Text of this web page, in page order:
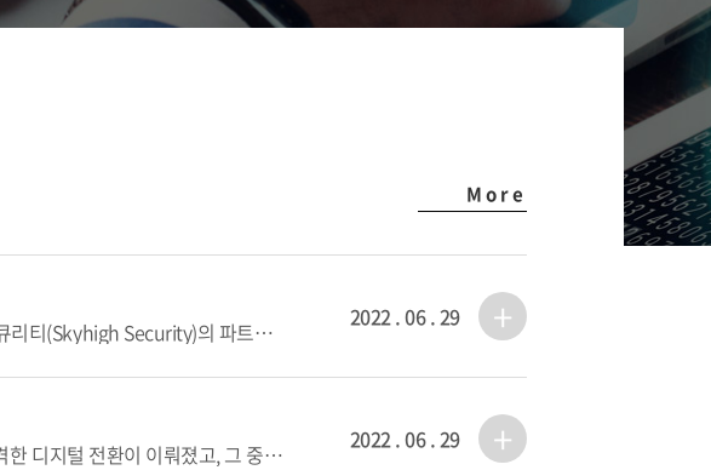
More
안녕하세요. 팀웨이브 입니다.팀웨이브는 클라우드 보안영역 전문기업 스카이하이 시큐리티(Skyhigh Security)의 파트너로, 엔드포인트 보안에서 클라우드 영역의 보안까지 IT 인프라 전반에 걸친 ‘Security Solution’ 및 ‘Managed Security Service’ 전문 기업 입니다.많은 관심 부탁 드립니다.[팀웨이브 유투브 채널]https://www.youtube.com/channel/UC0iw-u3yTtgnmuCEd6P146g[팀웨이브][스카이하이 시큐리티] ZTNA 개념 및 소개https://www.youtube.com/watch?v=xo9S9hXtxI4&t[팀웨이브][스카이하이 시큐리티] CASB 개념 및 소개 https://www.youtube.com/watch?v=Sl7NsFUsV5Y&t[팀웨이브][스카이하이 시큐리티] Proxy 개념 및 소개 https://www.youtube.com/watch?v=708JyF5inso[팀웨이브][스카이하이 시큐리티] SSE 개념 및 소개 https://www.youtube.com/watch?v=TgfQXUvmiMk&t
2022 . 06 . 29
클라우드 데이터 보안 서비스에 거친 파도가 몰려온다 ‘팀웨이브’ 코로나19로 인해 급격한 디지털 전환이 이뤄졌고, 그 중심에 있던 클라우드 역시 큰 성장을 이뤘다. 하지만 클라우드는 뚜렷한 장점만큼 사용하는 것이 쉽지 않아 자칫 잘못하면 사용자의 중요한 정보자산이 노출될 수도 있어 보안전문기업의 도움이 꼭 필요하다. 예를 들어, 클라우드 보안영역 전문기업 스카이하이 시큐리티(Skyhigh Security)의 파트너로, 엔드포인트 보안에서 클라우드 영역의 보안까지 IT 인프라 전반에 걸친 ‘Security Solution’ 및 ‘Managed Security Service’를 제공하는 팀웨이브(TeamWave)가 바로 그런 기업이다. 관련링크https://www.boannews.com/media/view.asp?idx=107855&page=1&kind=3
2022 . 06 . 29